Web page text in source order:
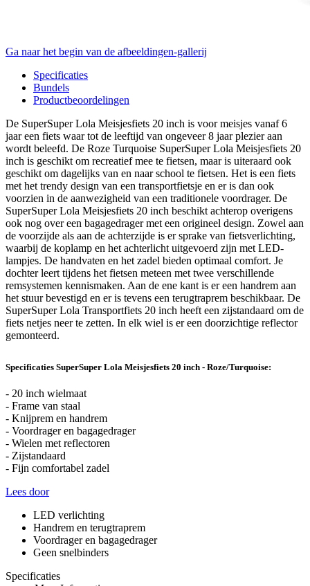
Ga naar het begin van de afbeeldingen-gallerij
Specificaties
Bundels
Productbeoordelingen
De SuperSuper Lola Meisjesfiets 20 inch is voor meisjes vanaf 6
jaar een fiets waar tot de leeftijd van ongeveer 8 jaar plezier aan
wordt beleefd. De Roze Turquoise SuperSuper Lola Meisjesfiets 20
inch is geschikt om recreatief mee te fietsen, maar is uiteraard ook
geschikt om dagelijks van en naar school te fietsen. Het is een fiets
met het trendy design van een transportfietsje en er is dan ook
voorzien in de aanwezigheid van een traditionele voordrager. De
SuperSuper Lola Meisjesfiets 20 inch beschikt achterop overigens
ook nog over een bagagedrager met een origineel design. Zowel aan
de voorzijde als aan de achterzijde is er sprake van fietsverlichting,
waarbij de koplamp en het achterlicht uitgevoerd zijn met LED-
lampjes. De handvaten en het zadel bieden optimaal comfort. Je
dochter leert tijdens het fietsen meteen met twee verschillende
remsystemen kennismaken. Aan de ene kant is er een handrem aan
het stuur bevestigd en er is tevens een terugtraprem beschikbaar. De
SuperSuper Lola Transportfiets 20 inch heeft een zijstandaard om de
fiets netjes neer te zetten. In elk wiel is er een doorzichtige reflector
gemonteerd.
Specificaties SuperSuper Lola Meisjesfiets 20 inch - Roze/Turquoise:
- 20 inch wielmaat
- Frame van staal
- Knijprem en handrem
- Voordrager en bagagedrager
- Wielen met reflectoren
- Zijstandaard
- Fijn comfortabel zadel
Lees door
LED verlichting
Handrem en terugtraprem
Voordrager en bagagedrager
Geen snelbinders
Specificaties